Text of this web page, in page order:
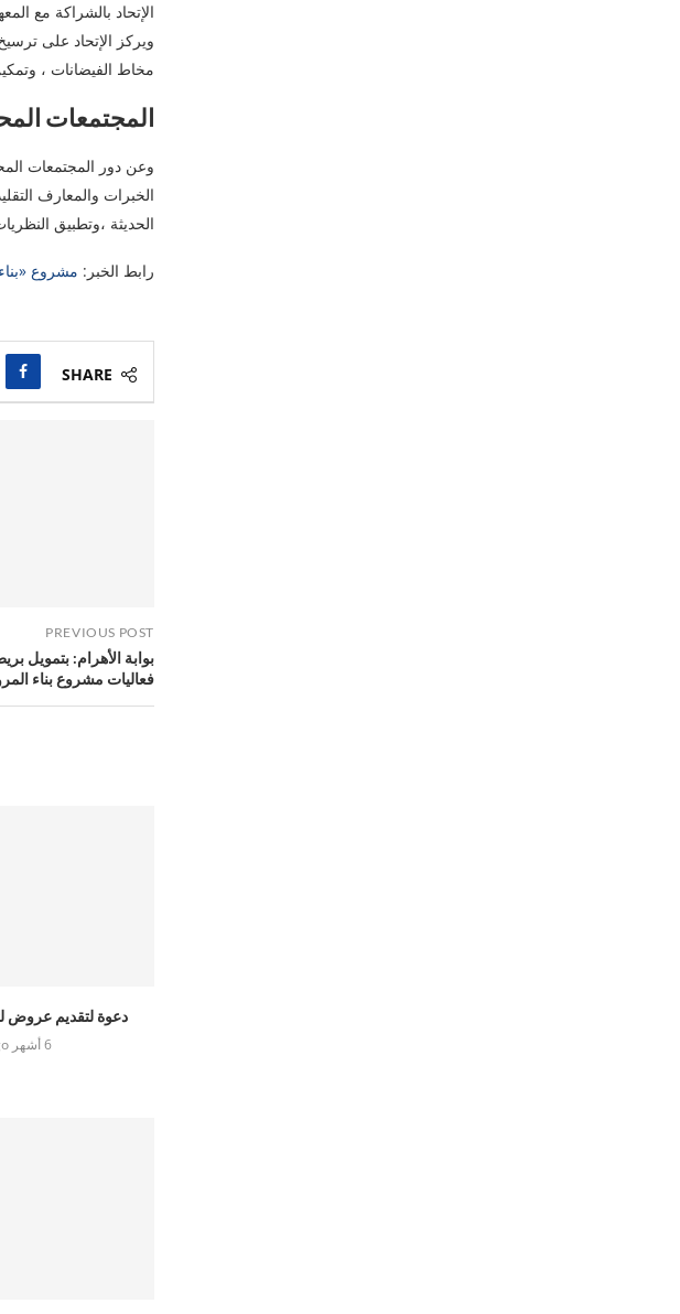
الإتحاد بالشراكة مع
ويركز الإتحاد على
مخاط الفيضانات ،
المجتمعات
وعن دور المجتمعات
الخبرات والمعارف
الحديثة ،وتطبيق
رابط الخبر: مشروع
SHARE
PREVIOUS POST
بوابة الأهرام: بتمويل
فعاليات مشروع بناء
دعوة لتقديم عروض
6 أشهر ago